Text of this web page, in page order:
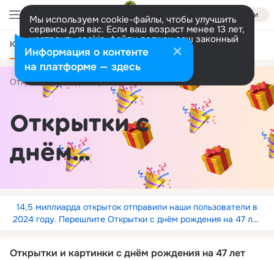
Войти
Мы используем cookie-файлы, чтобы улучшить
сервисы для вас. Если ваш возраст менее 13 лет,
настроить cookie-файлы должен ваш законный
представитель. Больше информации
Разрешить все Настроить
Категории
Открытки С днём рождения по годам
Открытки с
днём
рождения на
47 лет
14,5 миллиарда открыток отправили наши пользователи в
2024 году. Перешлите Открытки с днём рождения на 47 лет
Открытки и картинки с днём рождения на 47 лет
Информация о контенте
на платформе — здесь